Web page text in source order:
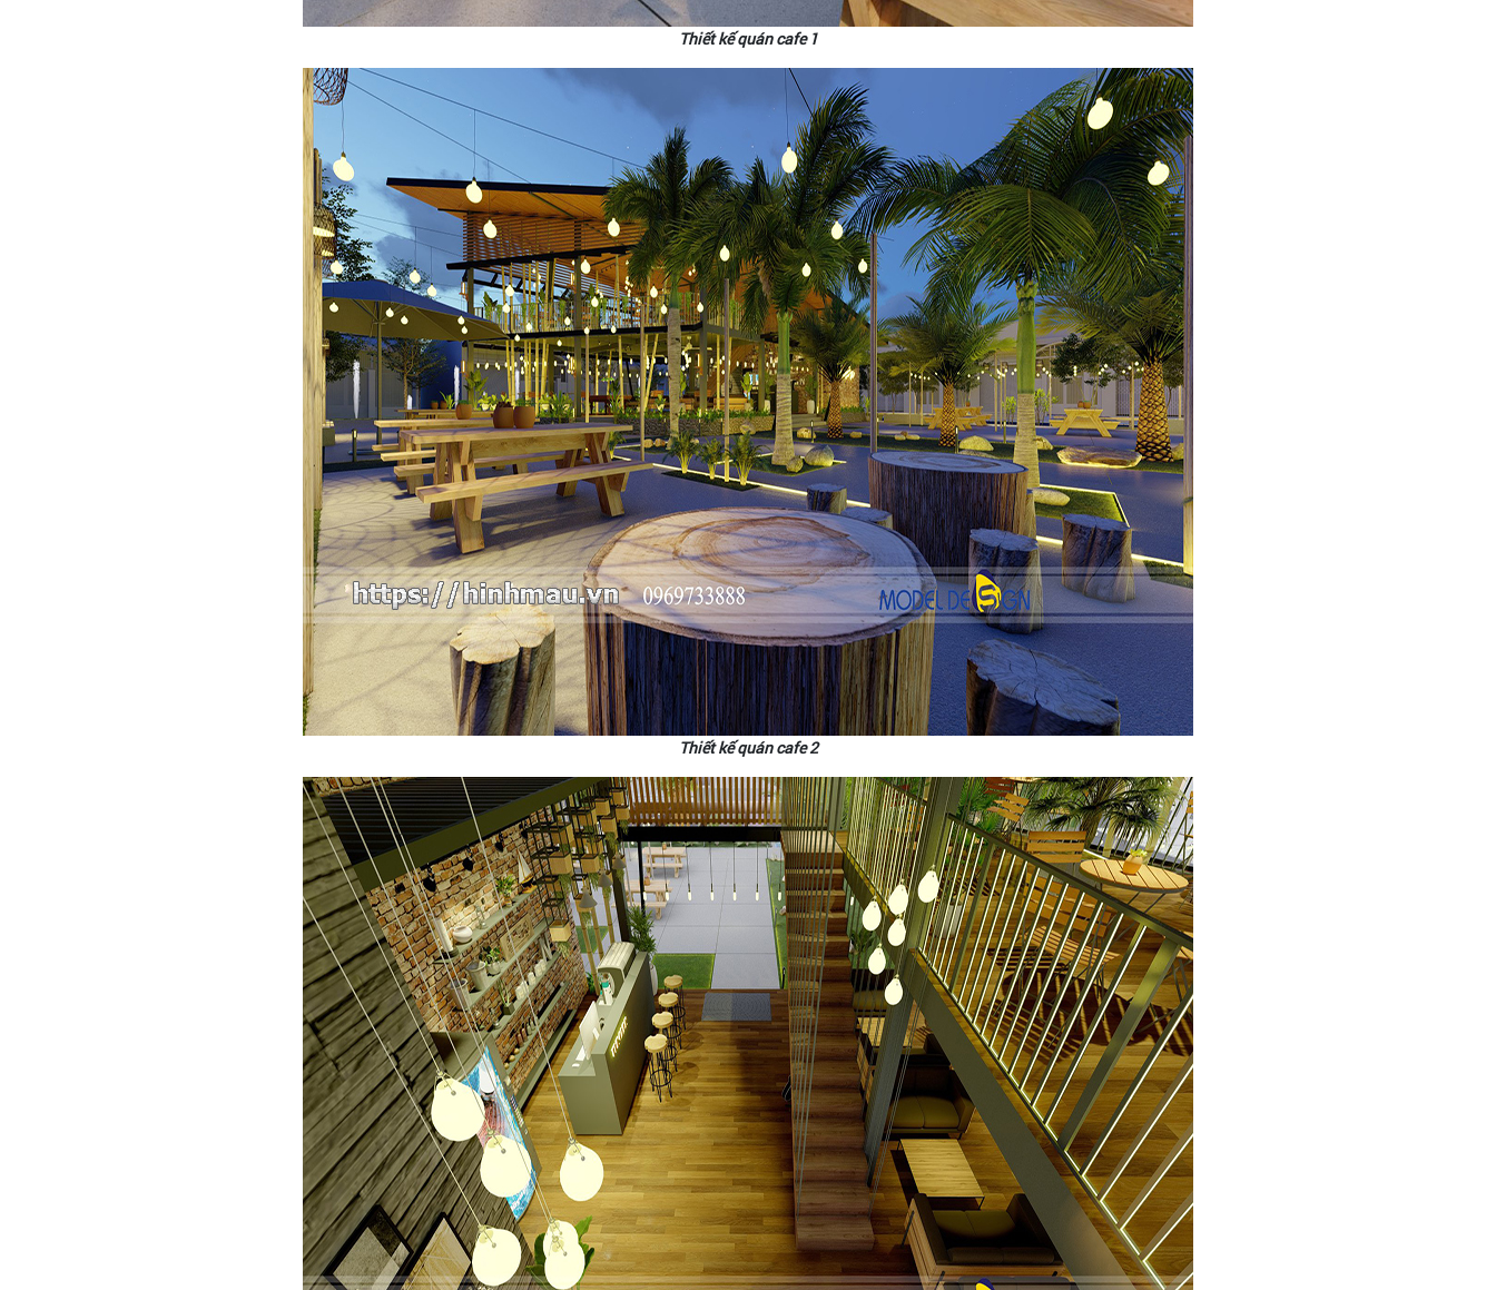
Thiết kế quán cafe 1
Thiết kế quán cafe 2